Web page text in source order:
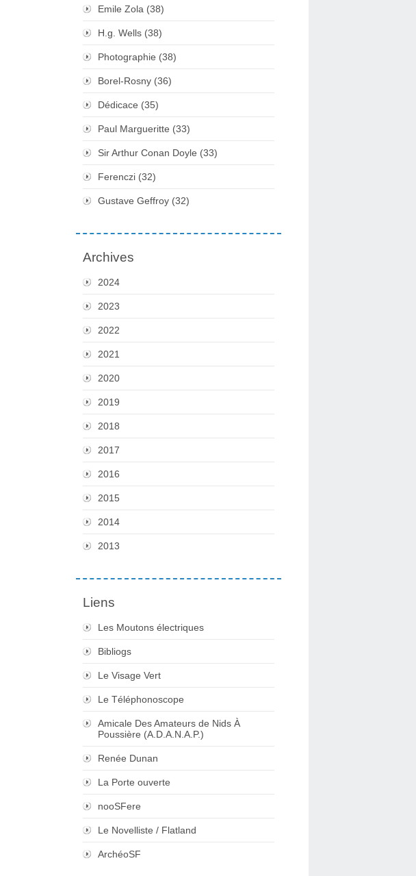
Emile Zola (38)
H.g. Wells (38)
Photographie (38)
Borel-Rosny (36)
Dédicace (35)
Paul Margueritte (33)
Sir Arthur Conan Doyle (33)
Ferenczi (32)
Gustave Geffroy (32)
Archives
2024
2023
2022
2021
2020
2019
2018
2017
2016
2015
2014
2013
Liens
Les Moutons électriques
Bibliogs
Le Visage Vert
Le Téléphonoscope
Amicale Des Amateurs de Nids À
Poussière (A.D.A.N.A.P.)
Renée Dunan
La Porte ouverte
nooSFere
Le Novelliste / Flatland
ArchéoSF